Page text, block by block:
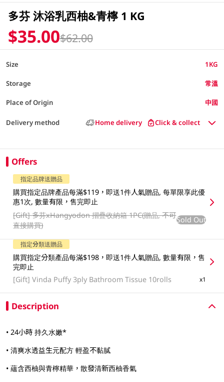
多芬 沐浴乳西柚&青檸 1 KG
$35.00$62.00
Size 1KG
Storage 常溫
Place of Origin 中國
Delivery method Home delivery Click & collect
Offers
指定品牌送贈品
購買指定品牌產品每滿$119，即送1件人氣贈品, 每單限享此優
惠1次, 數量有限，售完即止
[Gift]多芬xHangyodon 摺疊收納箱 1PC(贈品, 不可
直接購買)
Sold Out
指定分類送贈品
購買指定分類產品每滿$198，即送1件人氣贈品, 數量有限，售
完即止
[Gift]Vinda Puffy 3ply Bathroom Tissue 10rolls x1
Description
• 24小時 持久水嫩*
• 清爽水透益生元配方 輕盈不黏膩
• 蘊含西柚與青檸精華，散發清新西柚香氣